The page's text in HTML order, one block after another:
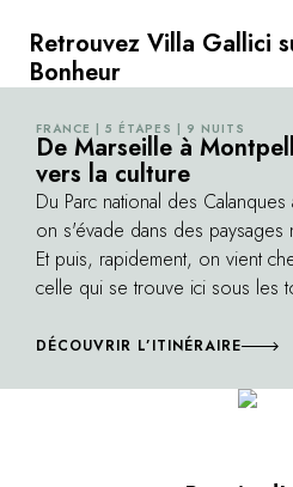
Retrouvez Villa Gallici
Bonheur
FRANCE | 5 ÉTAPES | 9 NUITS
De Marseille à
vers la culture
Du Parc national des
on s'évade dans des
Et puis, rapidement, on vient
celle qui se trouve ici sous les
Montpellier, l'art se décline avec
la photographie ou le théâtre.
DÉCOUVRIR L’ITINÉRAIRE
soigné, donnent à l'ensemble le
palais florentin déplacé dans un
provençal. La décoration fait
damassés, aux velours et aux
bergères et autres meubles
lieu teinté de romantisme et de
l'on aimera prendre le temps de
ressourcer à la lumière d'un
présent.